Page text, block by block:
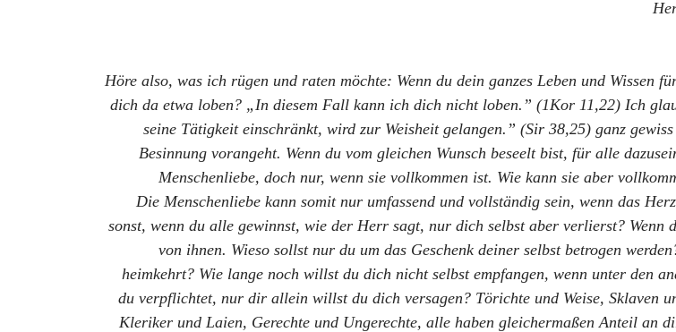
Höre also, was ich rügen und raten möchte: Wenn du dein ganzes Leben und Wissen
dich da etwa loben? „In diesem Fall kann ich dich nicht loben.” (1Kor 11,22) Ich
seine Tätigkeit einschränkt, wird zur Weisheit gelangen.” (Sir 38,25) ganz
Besinnung vorangeht. Wenn du vom gleichen Wunsch beseelt bist, für alle
Menschenliebe, doch nur, wenn sie vollkommen ist. Wie kann sie aber
Die Menschenliebe kann somit nur umfassend und vollständig sein, wenn das
sonst, wenn du alle gewinnst, wie der Herr sagt, nur dich selbst aber verlierst? Wenn
von ihnen. Wieso sollst nur du um das Geschenk deiner selbst betrogen
heimkehrt? Wie lange noch willst du dich nicht selbst empfangen, wenn unter den
du verpflichtet, nur dir allein willst du dich versagen? Törichte und Weise, Sklaven
Kleriker und Laien, Gerechte und Ungerechte, alle haben gleichermaßen Anteil an